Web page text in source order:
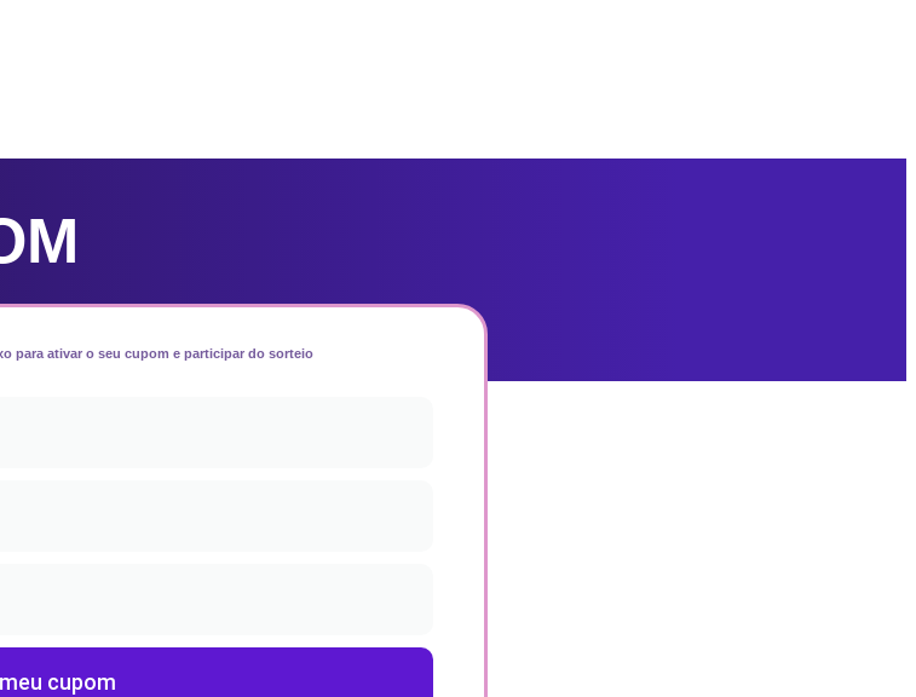
para ativar o seu cupom e participar do sorteio
cupom